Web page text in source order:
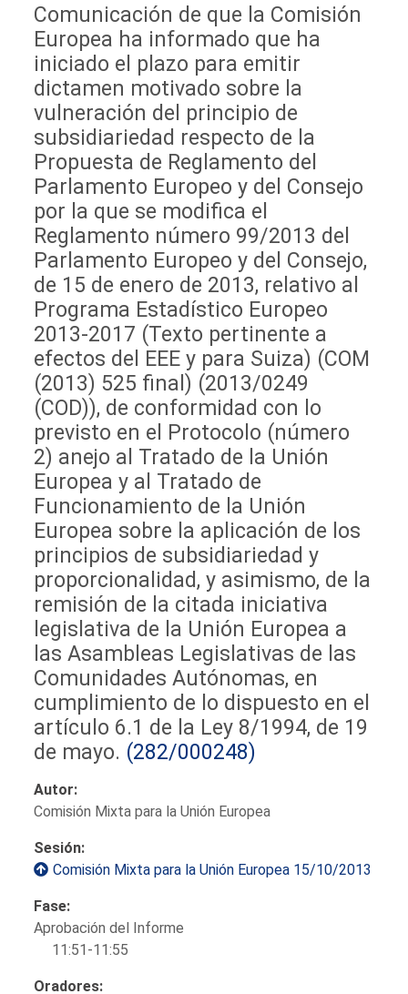
Comunicación de que la Comisión
Europea ha informado que ha
iniciado el plazo para emitir
dictamen motivado sobre la
vulneración del principio de
subsidiariedad respecto de la
Propuesta de Reglamento del
Parlamento Europeo y del Consejo
por la que se modifica el
Reglamento número 99/2013 del
Parlamento Europeo y del Consejo,
de 15 de enero de 2013, relativo al
Programa Estadístico Europeo
2013-2017 (Texto pertinente a
efectos del EEE y para Suiza) (COM
(2013) 525 final) (2013/0249
(COD)), de conformidad con lo
previsto en el Protocolo (número
2) anejo al Tratado de la Unión
Europea y al Tratado de
Funcionamiento de la Unión
Europea sobre la aplicación de los
principios de subsidiariedad y
proporcionalidad, y asimismo, de la
remisión de la citada iniciativa
legislativa de la Unión Europea a
las Asambleas Legislativas de las
Comunidades Autónomas, en
cumplimiento de lo dispuesto en el
artículo 6.1 de la Ley 8/1994, de 19
de mayo. (282/000248)
Autor:
Comisión Mixta para la Unión Europea
Sesión:
Comisión Mixta para la Unión Europea 15/10/2013
Fase:
Aprobación del Informe
11:51-11:55
Oradores: